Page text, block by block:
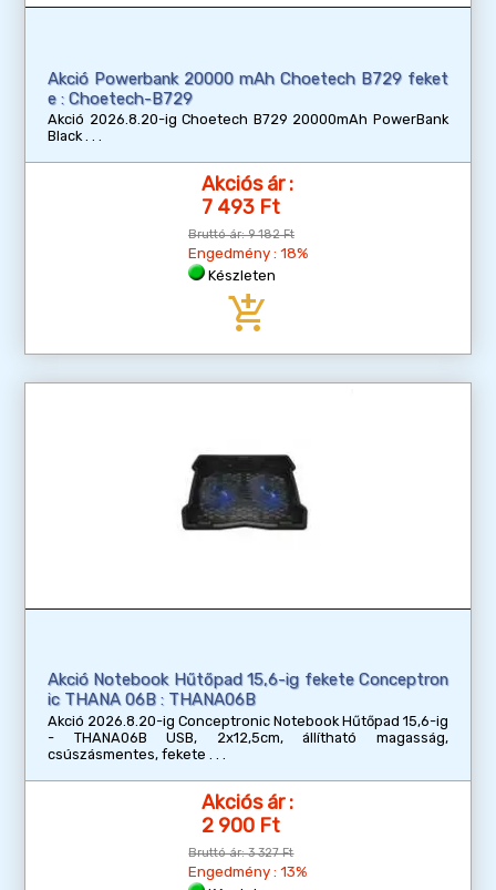
Akció Powerbank 20000 mAh Choetech B729 feket
e : Choetech-B729
Akció 2026.8.20-ig Choetech B729 20000mAh PowerBank
Black
Akciós ár :
7 493 Ft
Bruttó ár:9 182 Ft
Engedmény : 18%
Készleten
add_shopping_cart
Akció Notebook Hűtőpad 15,6-ig fekete Conceptron
ic THANA 06B : THANA06B
Akció 2026.8.20-ig Conceptronic Notebook Hűtőpad 15,6-ig
- THANA06B USB, 2x12,5cm, állítható magasság,
csúszásmentes, fekete
Akciós ár :
2 900 Ft
Bruttó ár:3 327 Ft
Engedmény : 13%